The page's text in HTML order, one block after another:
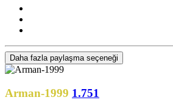
Daha fazla paylaşma seçeneği
Arman-1999 1.751